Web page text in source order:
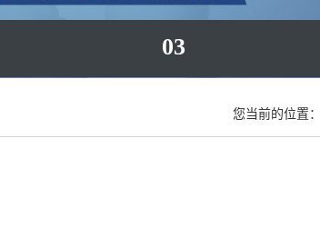
03
您当前的位置：